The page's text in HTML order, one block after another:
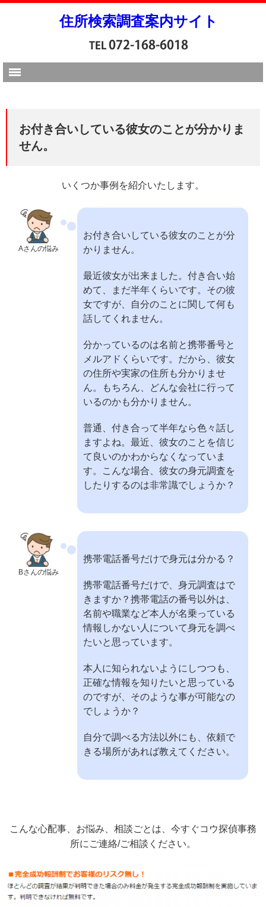
住所検索調査案内サイト
お付き合いしている彼女のことが分かりま
せん。
いくつか事例を紹介いたします。
Aさんの悩み
お付き合いしている彼女のことが分
かりません。
最近彼女が出来ました。付き合い始
めて、まだ半年くらいです。その彼
女ですが、自分のことに関して何も
話してくれません。
分かっているのは名前と携帯番号と
メルアドくらいです。だから、彼女
の住所や実家の住所も分かりませ
ん。もちろん、どんな会社に行って
いるのかも分かりません。
普通、付き合って半年なら色々話し
ますよね。最近、彼女のことを信じ
て良いのかわからなくなっていま
す。こんな場合、彼女の身元調査を
したりするのは非常識でしょうか？
Bさんの悩み
携帯電話番号だけで身元は分かる？
携帯電話番号だけで、身元調査はで
きますか？携帯電話の番号以外は、
名前や職業など本人が名乗っている
情報しかない人について身元を調べ
たいと思っています。
本人に知られないようにしつつも、
正確な情報を知りたいと思っている
のですが、そのような事が可能なの
でしょうか？
自分で調べる方法以外にも、依頼で
きる場所があれば教えてください。
こんな心配事、お悩み、相談ごとは、今すぐコウ探偵事務
所にご連絡/ご相談ください。